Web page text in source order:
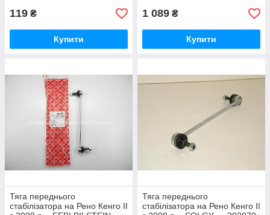
119 ₴
Купити
1 089 ₴
Купити
Тяга переднього
стабілізатора на Рено Кенго II
Тяга переднього
стабілізатора на Рено Кенго II